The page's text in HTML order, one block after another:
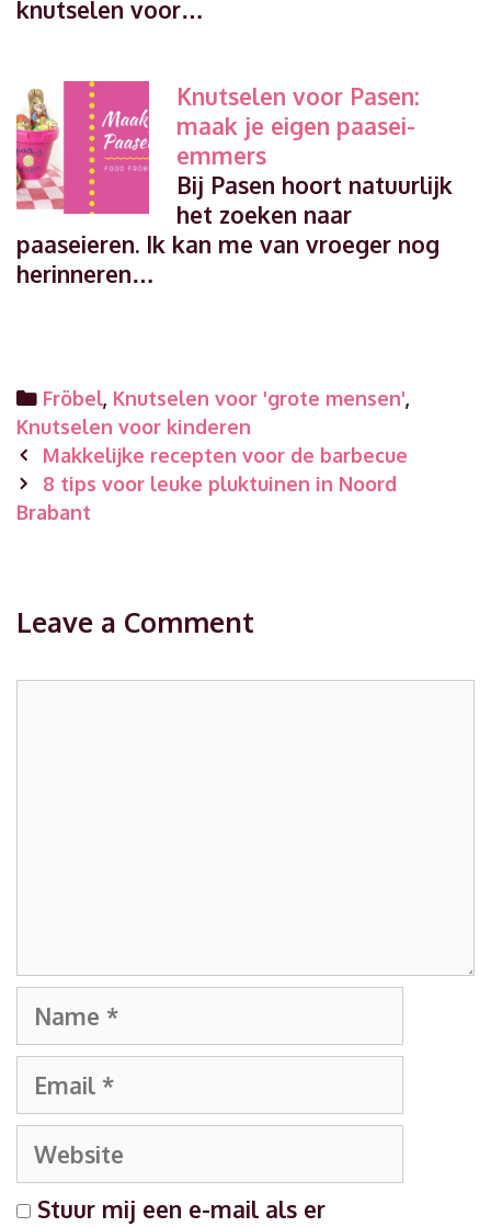
knutselen voor…
Knutselen voor Pasen:
maak je eigen paasei-
emmers
Bij Pasen hoort natuurlijk
het zoeken naar
paaseieren. Ik kan me van vroeger nog
herinneren…
Categories
Fröbel, Knutselen voor 'grote mensen',
Knutselen voor kinderen
Post
navigation
Makkelijke recepten voor de barbecue
8 tips voor leuke pluktuinen in Noord
Brabant
Leave a Comment
Name
Email
Website
Stuur mij een e-mail als er